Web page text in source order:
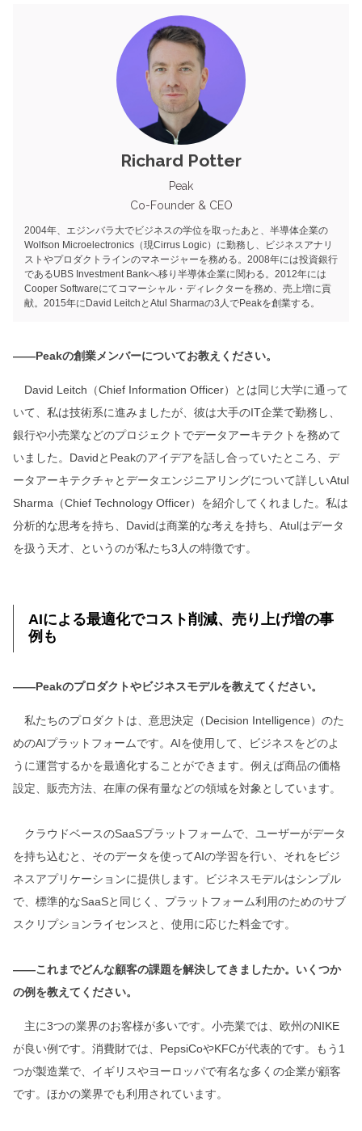
Richard Potter
Peak
Co-Founder & CEO
2004年、エジンバラ大でビジネスの学位を取ったあと、半導体企業の
Wolfson Microelectronics（現Cirrus Logic）に勤務し、ビジネスアナリ
ストやプロダクトラインのマネージャーを務める。2008年には投資銀行
であるUBS Investment Bankへ移り半導体企業に関わる。2012年には
Cooper Softwareにてコマーシャル・ディレクターを務め、売上増に貢
献。2015年にDavid LeitchとAtul Sharmaの3人でPeakを創業する。
――Peakの創業メンバーについてお教えください。
David Leitch（Chief Information Officer）とは同じ大学に通って
いて、私は技術系に進みましたが、彼は大手のIT企業で勤務し、
銀行や小売業などのプロジェクトでデータアーキテクトを務めて
いました。DavidとPeakのアイデアを話し合っていたところ、デ
ータアーキテクチャとデータエンジニアリングについて詳しいAtul
Sharma（Chief Technology Officer）を紹介してくれました。私は
分析的な思考を持ち、Davidは商業的な考えを持ち、Atulはデータ
を扱う天才、というのが私たち3人の特徴です。
AIによる最適化でコスト削減、売り上げ増の事
例も
――Peakのプロダクトやビジネスモデルを教えてください。
私たちのプロダクトは、意思決定（Decision Intelligence）のた
めのAIプラットフォームです。AIを使用して、ビジネスをどのよ
うに運営するかを最適化することができます。例えば商品の価格
設定、販売方法、在庫の保有量などの領域を対象としています。
クラウドベースのSaaSプラットフォームで、ユーザーがデータ
を持ち込むと、そのデータを使ってAIの学習を行い、それをビジ
ネスアプリケーションに提供します。ビジネスモデルはシンプル
で、標準的なSaaSと同じく、プラットフォーム利用のためのサブ
スクリプションライセンスと、使用に応じた料金です。
――これまでどんな顧客の課題を解決してきましたか。いくつか
の例を教えてください。
主に3つの業界のお客様が多いです。小売業では、欧州のNIKE
が良い例です。消費財では、PepsiCoやKFCが代表的です。もう1
つが製造業で、イギリスやヨーロッパで有名な多くの企業が顧客
です。ほかの業界でも利用されています。